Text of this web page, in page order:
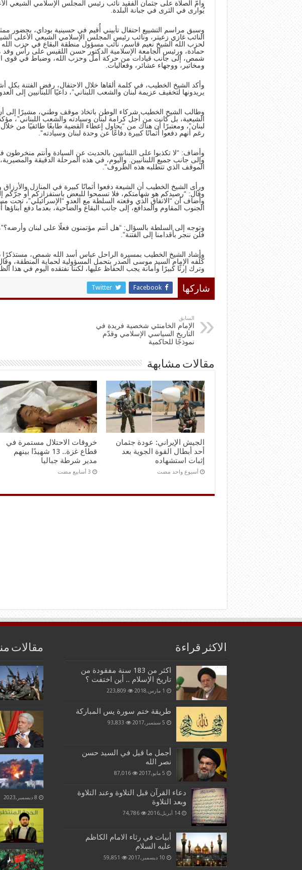
وأمّ الصلاة على جثمان الفقيد نائب رئيس المجلس الإسلامي الشيعي
يُوارى في الثرى في جبانة البلدة.
وسبق مراسم التشييع احتفال تأبيني أُقيم في حسينية بوداي، بحضور
النائب غازي زعيتر، ونائب رئيس المجلس الإسلامي الشيعي الأعلى
لحزب الله الشيخ نعيم قاسم، نائب مسؤول منطقة البقاع في حزب الله
حمادة، ورئيس الجامعة الإسلامية الدكتور حسن اللقيس على رأس وفد
شمص، إلى جانب قيادات من حركة أمل وحزب الله، وضباط في قوى
ومخاتير، ووجهاء عشائر، وفعاليات.
وأكد الشيخ الخطيب، في كلمة ألقاها خلال الاحتفال، رفض الفتنة بكل
يريدونها لتخفيف عزيمة لبنان والشعب اللبناني”، داعيًا اللبنانيين إلى
وطالب الشيخ الخطيب شركاء الوطن باتخاذ موقف وطني، مشيرًا إلى
الشيعية، بل كانت من أجل كرامة لبنان وسيادته والشعب اللبناني”،
لبنان”، ومعتبرًا أن هناك من “يحاول إعطاء القضية طابعًا طائفيًا من
رغم أنهم دفعوا أثمانًا كبيرة دفاعًا عن وحدة لبنان وسيادته”.
وأضاف: “لا تكذبوا على اللبنانيين بالحديث عن السيادة وأنتم
وإلى جانب جميع اللبنانيين. واليوم، في هذه المرحلة الدقيقة
الموقف الذي تتطلبه هذه الظروف”.
ورأى الشيخ الخطيب أن الشيعة دفعوا أثمانًا كبيرة في المنازل والأرزاق
وقال: “رصيدكم هو شهامتكم، فلا تسمحوا للبعض باستفزازكم أو جرّكم إلى
وأضاف أن “الاتفاق الذي وقعته السلطة مع العدو “الإسرائيلي”، تحت
الجنوب المقاوم والمدافع، إلى جانب البقاع والضاحية، بعدما دفع أبناؤها
وتوجه إلى السلطة بالسؤال: “هل أنتم مؤتمنون فعلًا على لبنان
فلن ننجر بأقدامنا إلى الفتنة”.
كلّفه الإمام السيد موسى الصدر بتحمل المسؤولية لحماية المنطقة،
وترك إرثًا كبيرًا وأمانة يجب الحفاظ عليها، لكننا نفتقده اليوم في هذا
شاركها Facebook
Twitter
السابق
الإمام الخامنئي شخصية فريدة في
التاريخ السياسي الإسلامي وقدّم
نموذجًا للحاكمية
مقالات مشابهة
الجيش الإيراني: عودة جثمان
أحد أبطال القوة الجوية بعد
إثبات استشهاده
‏أسبوع واحد مضت
خروقات الاحتلال مستمرة في
قطاع غزة.. 13 شهيدًا بينهم
مدير شرطة جباليا
الاكثر قراءة
اكثر من 183 سنة مفقودة من
تاريخ الإسلام .. أين اختفت ؟
1 مارس,2018 223,809
طريقة ختم سورة يس المباركة
5 سبتمبر,2017 93,833
أجمل ما قيل في السيد حسن
نصر الله
5 مايو,2017 87,016
دعاء القرآن قبل التلاوة وعند التلاوة
وبعد التلاوة
14 أبريل,2016 74,786
أبيات في رثاء الامام الكاظم
عليه السلام
10 ديسمبر,2017 59,851
مقالات
8 ديسمبر,2023